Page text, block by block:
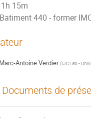
1h 15m
Batiment 440 - former
Marc-Antoine Verdier (IJCLab -
Documents de